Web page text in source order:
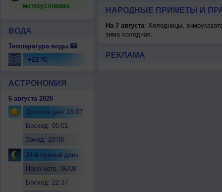
метеоусловиям
ВОДА
Температура воды
+22 °C
АСТРОНОМИЯ
6 августа 2026
Долгота дня: 15:07
Восход: 05:01
Заход: 20:08
24-й лунный день
Посл.четв. 06/08
Восход: 22:37
НАРОДНЫЕ ПРИМЕТЫ И
На 7 августа: Холодницы,
зима холодная.
РЕКЛАМА